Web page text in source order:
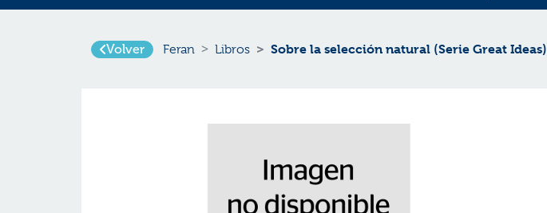
Volver Feran Libros Sobre la selección natural (Serie Great Ideas)